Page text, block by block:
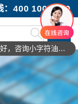
：400 100 1089
您好，咨询小字符油墨喷码机